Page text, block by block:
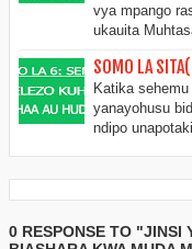
vya mpango
ukauita
SOMO LA
Katika
yanayohusu
ndipo
0 RESPONSE TO "JINSI